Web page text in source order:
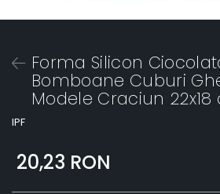
Forma Silicon
Bomboane Cuburi
Modele Craciun 22x18
IPF
20,23 RON